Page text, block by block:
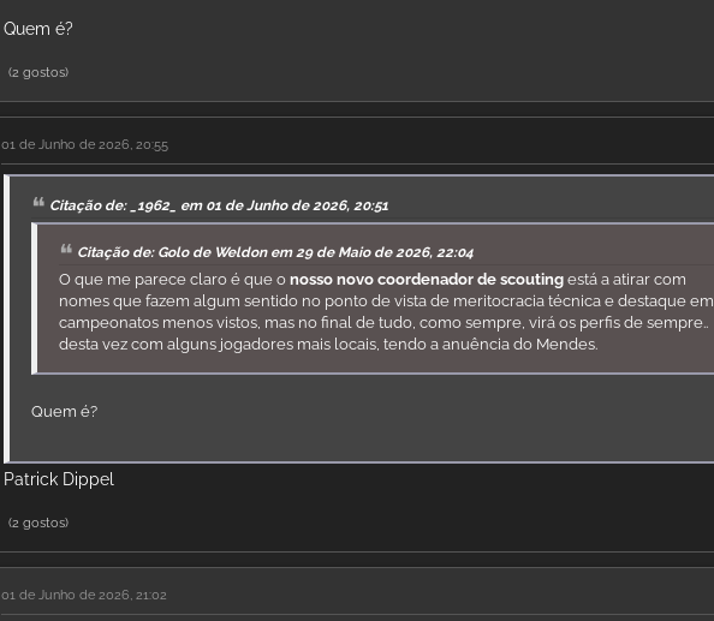
Quem é?
(2 gostos)
01 de Junho de 2026, 20:55
Citação de: _1962_ em 01 de Junho de 2026, 20:51
Citação de: Golo de Weldon em 29 de Maio de 2026, 22:04
O que me parece claro é que onosso novo coordenador de scouting está a atirar com
nomes que fazem algum sentido no ponto de vista de meritocracia técnica e destaque em
campeonatos menos vistos, mas no final de tudo, como sempre, virá os perfis de sempre..
desta vez com alguns jogadores mais locais, tendo a anuência do Mendes.
Quem é?
Patrick Dippel
(2 gostos)
01 de Junho de 2026, 21:02